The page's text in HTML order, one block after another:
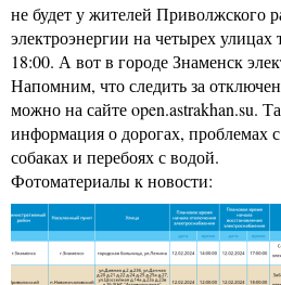
не будет у жителей Приволжского
электроэнергии на четырех улицах
18:00. А вот в городе Знаменск
Напомним, что следить за
можно на сайте open.astrakhan.su.
информация о дорогах, проблемах
собаках и перебоях с водой.
Фотоматериалы к новости: